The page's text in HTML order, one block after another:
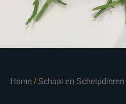
Home / Schaal en Schelpdieren